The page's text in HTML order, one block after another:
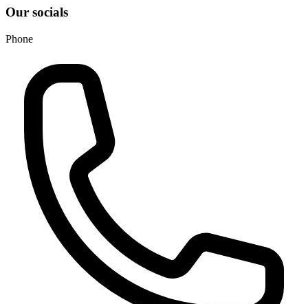
Our socials
Phone